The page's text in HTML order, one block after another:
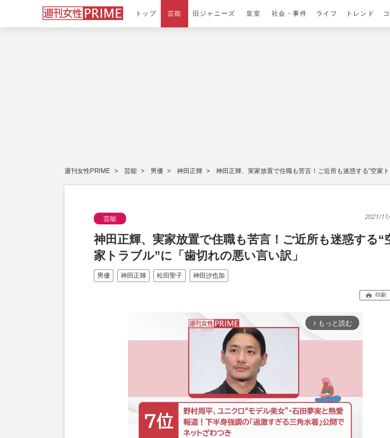
トップ 芸能 旧ジャニーズ 皇室 社会・事件 ライフ トレンド
週刊女性PRIME 芸能 男優 神田正輝 神田正輝、実家放置で住職も苦言！ご近所も迷惑する“空家
芸能 2021/
神田正輝、実家放置で住職も苦言！ご近所も迷惑する“
家トラブル”に「歯切れの悪い言い訳」
男優 神田正輝 松田聖子 神田沙也加
印刷
arrow_forward_ios もっと読む